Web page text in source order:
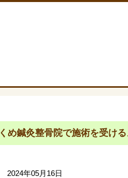
くめ鍼灸整骨院で施術を受け
2024年05月16日